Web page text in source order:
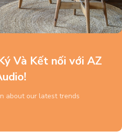
Và Kết nối với AZ
about our latest trends